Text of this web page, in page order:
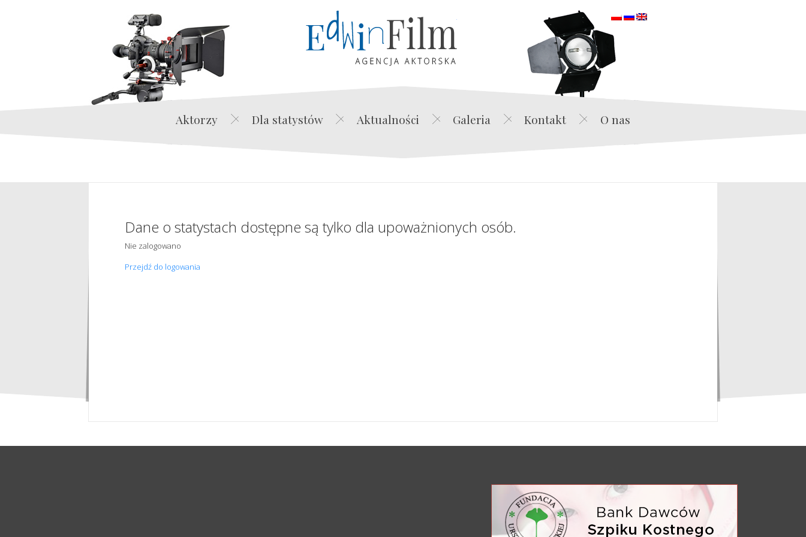
Edwin Film Agencja Aktorska
Aktorzy Dla statystów Aktualności Galeria Kontakt O nas
Dane o statystach dostępne są tylko dla upoważnionych osób.
Nie zalogowano
Przejdź do logowania